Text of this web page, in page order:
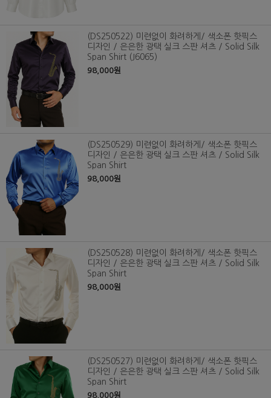
(DS250522) 미련없이 화려하게/ 색소폰 핫픽스
디자인 / 은은한 광택 실크 스판 셔츠 / Solid Silk
Span Shirt (J6065)
98,000원
(DS250529) 미련없이 화려하게/ 색소폰 핫픽스
디자인 / 은은한 광택 실크 스판 셔츠 / Solid Silk
Span Shirt
98,000원
(DS250528) 미련없이 화려하게/ 색소폰 핫픽스
디자인 / 은은한 광택 실크 스판 셔츠 / Solid Silk
Span Shirt
98,000원
(DS250527) 미련없이 화려하게/ 색소폰 핫픽스
디자인 / 은은한 광택 실크 스판 셔츠 / Solid Silk
Span Shirt
98,000원